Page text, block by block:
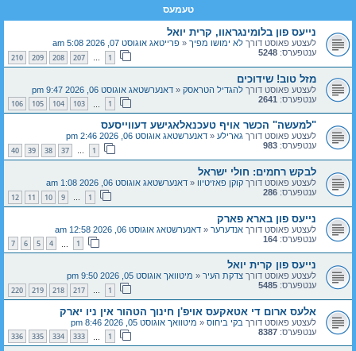
טעמעס
נייעס פון בלומינגראוו, קרית יואל
לעצטע פאוסט דורך לא ימושו מפיך « פרייטאג אוגוסט 07, 2026 5:08 am
ענטפערס: 5248
1
…
207
208
209
210
מזל טוב! שידוכים
לעצטע פאוסט דורך להגדיל הטראסק « דאנערשטאג אוגוסט 06, 2026 9:47 pm
ענטפערס: 2641
1
103
104
105
106
"למעשה" הכשר אויף טעכנאלאגישע דעווייסעס
לעצטע פאוסט דורך גארילע « דאנערשטאג אוגוסט 06, 2026 2:46 pm
ענטפערס: 983
1
…
37
38
39
40
לבקש רחמים: חולי ישראל
לעצטע פאוסט דורך קוקן פאזיטיוו « דאנערשטאג אוגוסט 06, 2026 1:08 am
ענטפערס: 286
1
…
9
10
11
12
נייעס פון בארא פארק
לעצטע פאוסט דורך אנדערער « דאנערשטאג אוגוסט 06, 2026 12:58 am
ענטפערס: 164
1
4
5
6
7
נייעס פון קרית יואל
לעצטע פאוסט דורך צדקת העיר « מיטוואך אוגוסט 05, 2026 9:50 pm
ענטפערס: 5485
1
…
217
218
219
220
אלעס ארום די אטאקעס אויפ'ן חינוך הטהור אין ניו יארק
לעצטע פאוסט דורך בקי ביחוס « מיטוואך אוגוסט 05, 2026 8:46 pm
ענטפערס: 8387
1
333
334
335
336